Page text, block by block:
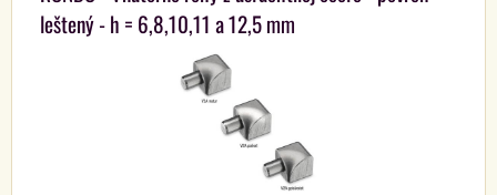
leštený - h = 6,8,10,11 a 12,5 mm